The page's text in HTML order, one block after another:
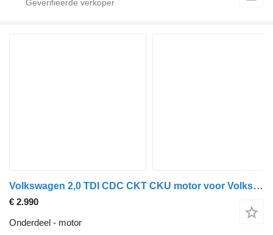
Volkswagen 2,0 TDI CDC CKT CKU motor voor Volkswagen Crafter Amarok auto
€ 2.990
Onderdeel - motor